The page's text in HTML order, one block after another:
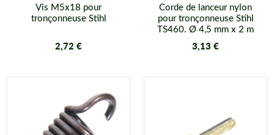
Vis M5x18 pour
tronçonneuse Stihl
2,72 €
Corde de lanceur nylon
pour tronçonneuse Stihl
TS460. Ø 4,5 mm x 2 m
3,13 €